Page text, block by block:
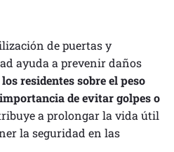
de puertas y
ayuda a prevenir daños
residentes sobre el peso
de evitar golpes o
a prolongar la vida útil
la seguridad en las